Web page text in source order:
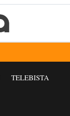
TELEBISTA